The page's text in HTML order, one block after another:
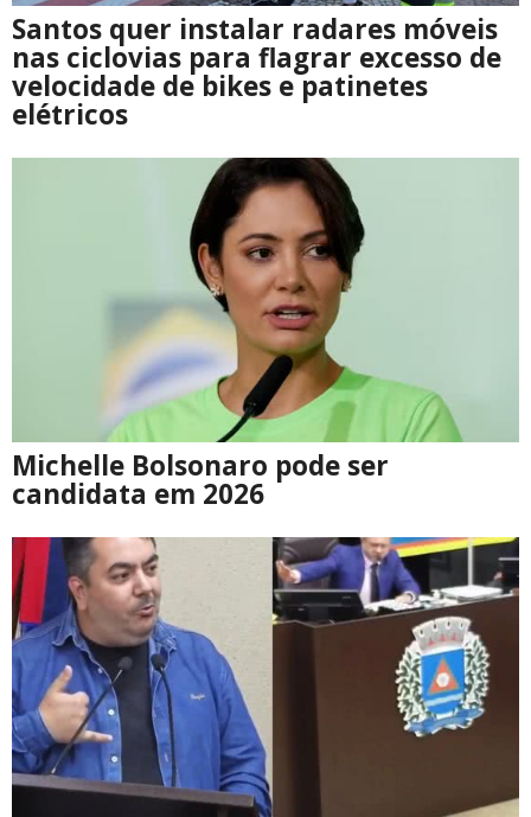
Santos quer instalar radares móveis
nas ciclovias para flagrar excesso de
velocidade de bikes e patinetes
elétricos
Michelle Bolsonaro pode ser
candidata em 2026